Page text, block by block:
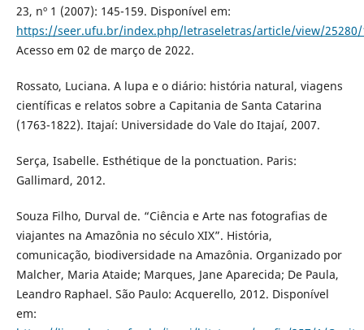
23, nº 1 (2007): 145-159. Disponível em:
https://seer.ufu.br/index.php/letraseletras/article/view/25280/
Acesso em 02 de março de 2022.
Rossato, Luciana. A lupa e o diário: história natural, viagens
científicas e relatos sobre a Capitania de Santa Catarina
(1763-1822). Itajaí: Universidade do Vale do Itajaí, 2007.
Serça, Isabelle. Esthétique de la ponctuation. Paris:
Gallimard, 2012.
Souza Filho, Durval de. “Ciência e Arte nas fotografias de
viajantes na Amazônia no século XIX”. História,
comunicação, biodiversidade na Amazônia. Organizado por
Malcher, Maria Ataide; Marques, Jane Aparecida; De Paula,
Leandro Raphael. São Paulo: Acquerello, 2012. Disponível
em: